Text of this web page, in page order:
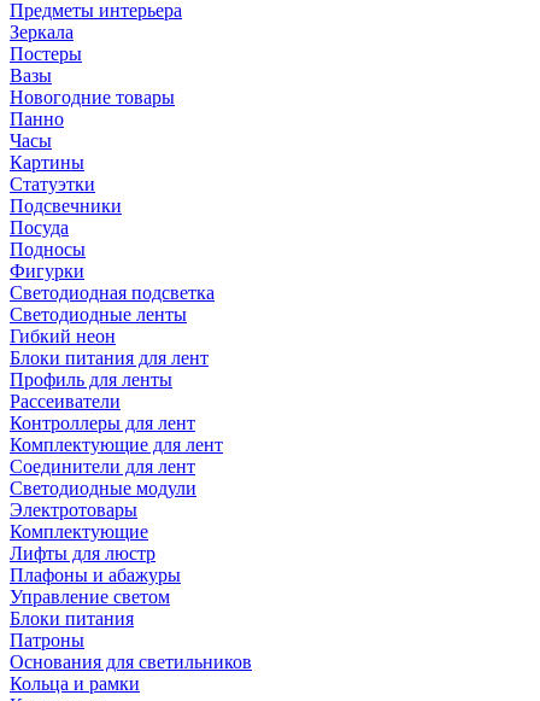
Предметы интерьера
Зеркала
Постеры
Вазы
Новогодние товары
Панно
Часы
Картины
Статуэтки
Подсвечники
Посуда
Подносы
Фигурки
Светодиодная подсветка
Светодиодные ленты
Гибкий неон
Блоки питания для лент
Профиль для ленты
Рассеиватели
Контроллеры для лент
Комплектующие для лент
Соединители для лент
Светодиодные модули
Электротовары
Комплектующие
Лифты для люстр
Плафоны и абажуры
Управление светом
Блоки питания
Патроны
Основания для светильников
Кольца и рамки